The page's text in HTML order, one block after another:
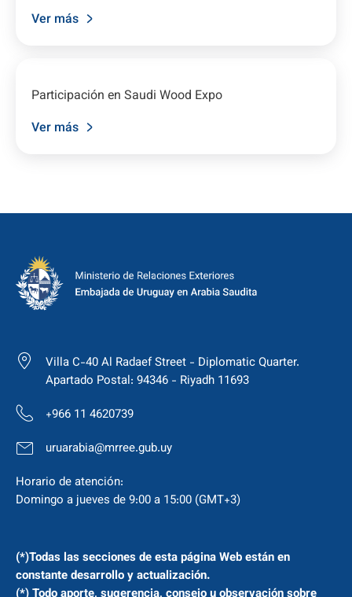
Ver más
Participación en Saudi Wood Expo
Ver más
Villa C-40 Al Radaef Street - Diplomatic Quarter.
Apartado Postal: 94346 - Riyadh 11693
+966 11 4620739
uruarabia@mrree.gub.uy
Horario de atención:
Domingo a jueves de 9:00 a 15:00 (GMT+3)
(*)Todas las secciones de esta página Web están en
constante desarrollo y actualización.